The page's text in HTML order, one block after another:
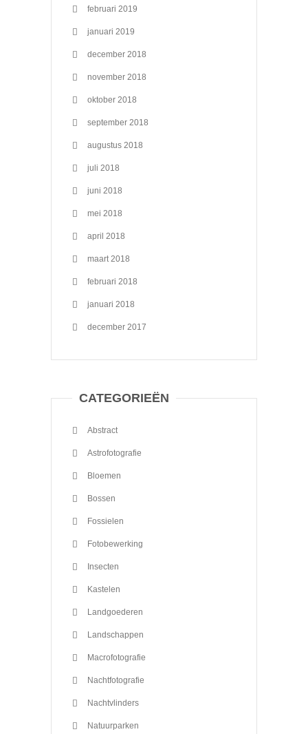
februari 2019
januari 2019
december 2018
november 2018
oktober 2018
september 2018
augustus 2018
juli 2018
juni 2018
mei 2018
april 2018
maart 2018
februari 2018
januari 2018
december 2017
CATEGORIEËN
Abstract
Astrofotografie
Bloemen
Bossen
Fossielen
Fotobewerking
Insecten
Kastelen
Landgoederen
Landschappen
Macrofotografie
Nachtfotografie
Nachtvlinders
Natuurparken